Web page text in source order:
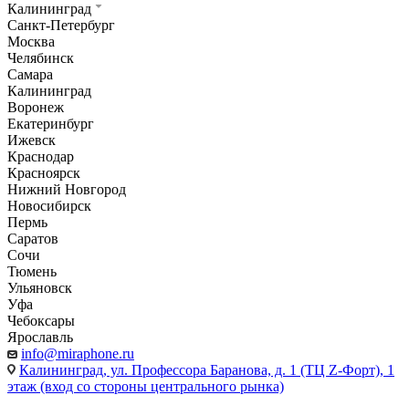
Калининград
Санкт-Петербург
Москва
Челябинск
Самара
Калининград
Воронеж
Екатеринбург
Ижевск
Краснодар
Красноярск
Нижний Новгород
Новосибирск
Пермь
Саратов
Сочи
Тюмень
Ульяновск
Уфа
Чебоксары
Ярославль
info@miraphone.ru
Калининград, ул. Профессора Баранова, д. 1 (ТЦ Z-Форт), 1
этаж (вход со стороны центрального рынка)